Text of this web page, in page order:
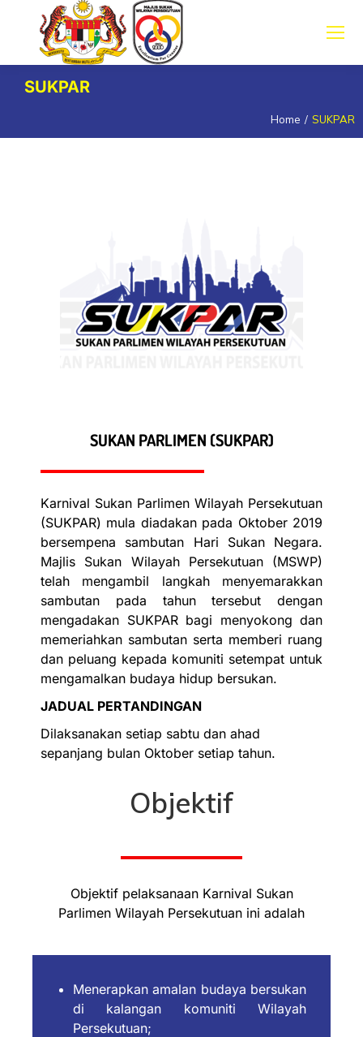
SUKPAR
Home SUKPAR
SUKAN PARLIMEN (SUKPAR)
Karnival Sukan Parlimen Wilayah Persekutuan
(SUKPAR) mula diadakan pada Oktober 2019
bersempena sambutan Hari Sukan Negara.
Majlis Sukan Wilayah Persekutuan (MSWP)
telah mengambil langkah menyemarakkan
sambutan pada tahun tersebut dengan
mengadakan SUKPAR bagi menyokong dan
memeriahkan sambutan serta memberi ruang
dan peluang kepada komuniti setempat untuk
mengamalkan budaya hidup bersukan.
JADUAL PERTANDINGAN
Dilaksanakan setiap sabtu dan ahad
sepanjang bulan Oktober setiap tahun.
Objektif
Objektif pelaksanaan Karnival Sukan
Parlimen Wilayah Persekutuan ini adalah
Menerapkan amalan budaya bersukan
di kalangan komuniti Wilayah
Persekutuan;